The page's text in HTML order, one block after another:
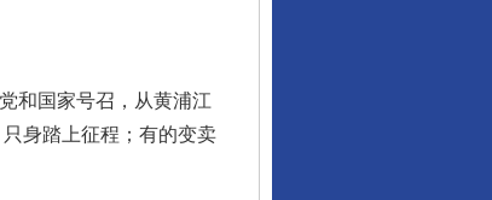
和国家号召，从黄浦江
身踏上征程；有的变卖